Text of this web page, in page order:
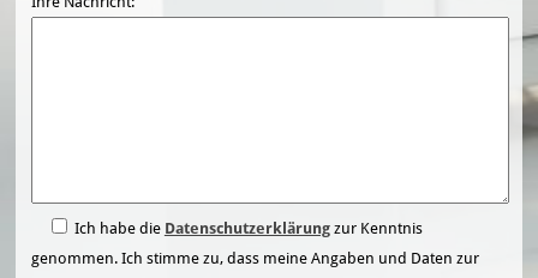
Ich habe die Datenschutzerklärungzur Kenntnis
genommen. Ich stimme zu, dass meine Angaben und Daten zur